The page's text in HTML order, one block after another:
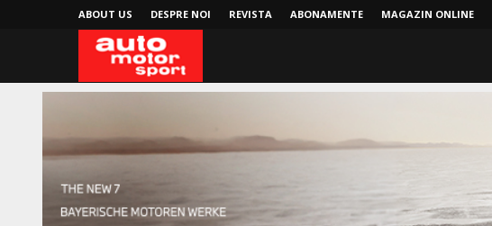
ABOUT US DESPRE NOI REVISTA ABONAMENTE MAGAZIN ONLINE